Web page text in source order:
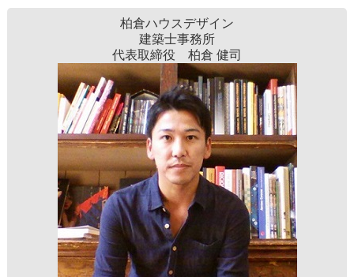
柏倉ハウスデザイン
建築士事務所
代表取締役 ​柏倉 健司